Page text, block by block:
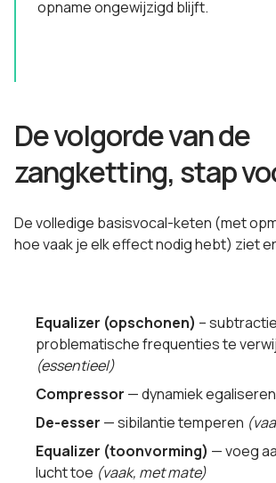
opname ongewijzigd blijft.
De volgorde van de
zangketting, stap
De volledige basisvocal-keten (met
hoe vaak je elk effect nodig hebt) ziet
Equalizer (opschonen) –
problematische frequenties te
(essentieel)
Compressor — dynamiek egaliseren
De-esser — sibilantie temperen
Equalizer (toonvorming) — voeg
lucht toe (vaak, met mate)